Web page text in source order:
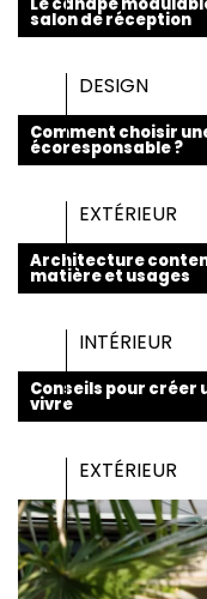
salon de réception
DESIGN
Comment choisir
écoresponsable ?
EXTÉRIEUR
Architecture
matière et usages
INTÉRIEUR
Conseils pour créer
vivre
EXTÉRIEUR